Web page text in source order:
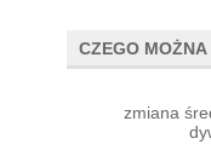
CZEGO
zmiana